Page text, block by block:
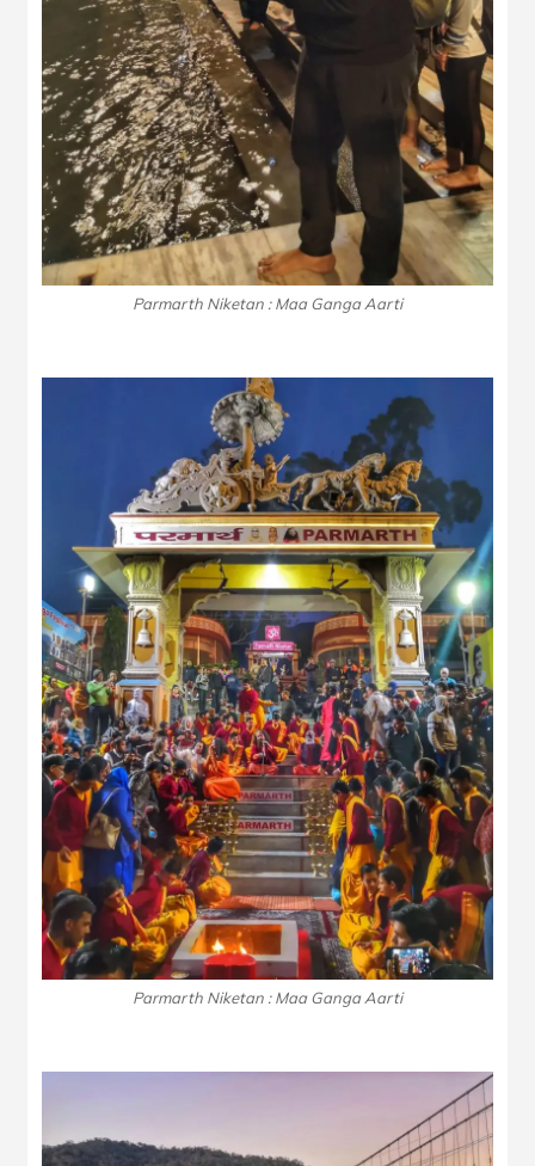
Parmarth Niketan : Maa Ganga Aarti
Parmarth Niketan : Maa Ganga Aarti